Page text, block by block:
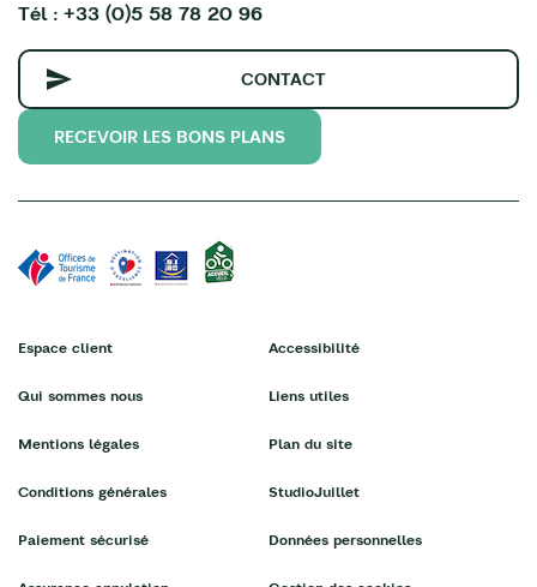
Tél : +33 (0)5 58 78 20 96
CONTACT
RECEVOIR LES BONS PLANS
Espace client
Qui sommes nous
Mentions légales
Conditions générales
Paiement sécurisé
Accessibilité
Liens utiles
Plan du site
StudioJuillet
Données personnelles